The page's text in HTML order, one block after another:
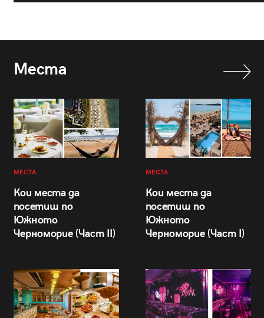
Места
МЕСТА
Кои места да
посетиш по
Южното
Черноморие (Част II)
МЕСТА
Кои места да
посетиш по
Южното
Черноморие (Част I)